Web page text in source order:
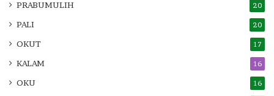
PRABUMULIH 20
PALI 20
OKUT 17
KALAM 16
OKU 16